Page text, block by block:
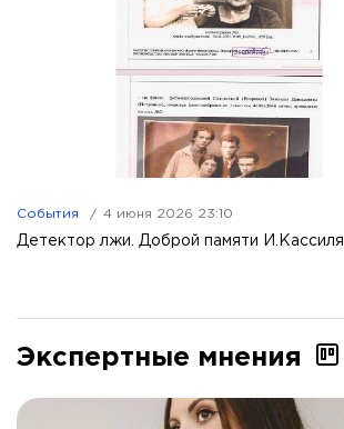
События 4 июня 2026 23:10
Детектор лжи. Доброй памяти И.Кассиля
Экспертные мнения